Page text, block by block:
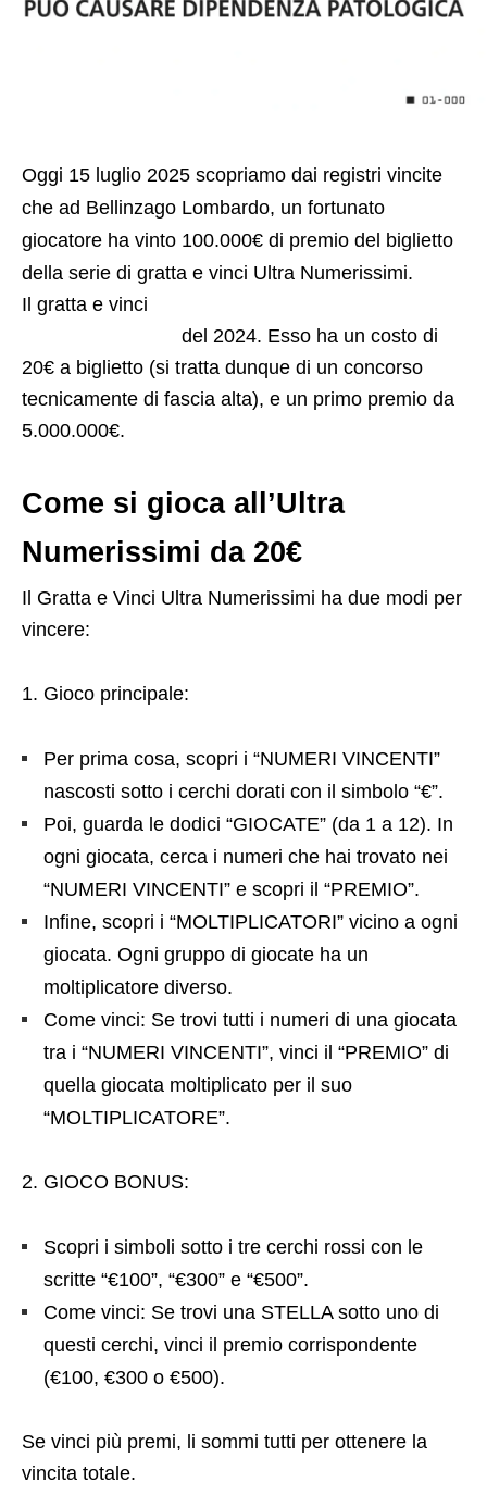
Oggi 15 luglio 2025 scopriamo dai registri vincite
che ad Bellinzago Lombardo, un fortunato
giocatore ha vinto 100.000€ di premio del biglietto
della serie di gratta e vinci Ultra Numerissimi.
Il gratta e vinci
del 2024. Esso ha un costo di
20€ a biglietto (si tratta dunque di un concorso
tecnicamente di fascia alta), e un primo premio da
5.000.000€.
Come si gioca all’Ultra
Numerissimi da 20€
Il Gratta e Vinci Ultra Numerissimi ha due modi per
vincere:
1. Gioco principale:
Per prima cosa, scopri i “NUMERI VINCENTI”
nascosti sotto i cerchi dorati con il simbolo “€”.
Poi, guarda le dodici “GIOCATE” (da 1 a 12). In
ogni giocata, cerca i numeri che hai trovato nei
“NUMERI VINCENTI” e scopri il “PREMIO”.
Infine, scopri i “MOLTIPLICATORI” vicino a ogni
giocata. Ogni gruppo di giocate ha un
moltiplicatore diverso.
Come vinci: Se trovi tutti i numeri di una giocata
tra i “NUMERI VINCENTI”, vinci il “PREMIO” di
quella giocata moltiplicato per il suo
“MOLTIPLICATORE”.
2. GIOCO BONUS:
Scopri i simboli sotto i tre cerchi rossi con le
scritte “€100”, “€300” e “€500”.
Come vinci: Se trovi una STELLA sotto uno di
questi cerchi, vinci il premio corrispondente
(€100, €300 o €500).
Se vinci più premi, li sommi tutti per ottenere la
vincita totale.